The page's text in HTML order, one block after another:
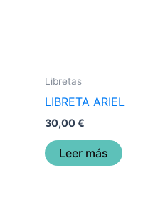
Libretas
LIBRETA ARIEL
30,00€
Leer más